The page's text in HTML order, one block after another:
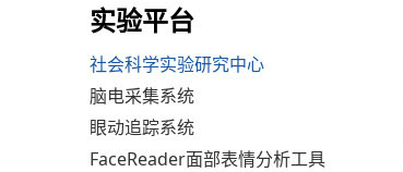
实验平台
社会科学实验研究中心
脑电采集系统
眼动追踪系统
FaceReader面部表情分析工具